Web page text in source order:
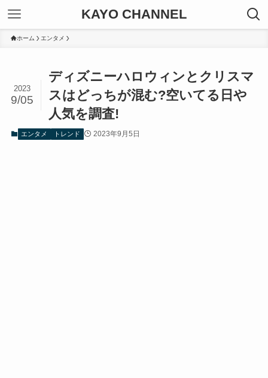
KAYO CHANNEL
ホーム エンタメ
ディズニーハロウィンとクリスマ
スはどっちが混む?空いてる日や
人気を調査!
2023
9/05
エンタメ トレンド 2023年9月5日